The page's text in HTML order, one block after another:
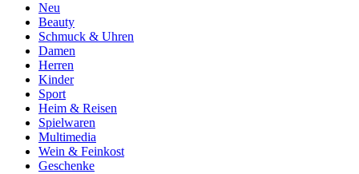
Neu
Beauty
Schmuck & Uhren
Damen
Herren
Kinder
Sport
Heim & Reisen
Spielwaren
Multimedia
Wein & Feinkost
Geschenke